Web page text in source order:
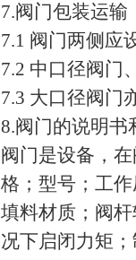
7.阀门包装运输
7.1 阀门两侧应
7.2 中口径阀门
7.3 大口径阀门
8.阀门的说明书
阀门是设备，
格；型号；工
填料材质；阀
况下启闭力矩